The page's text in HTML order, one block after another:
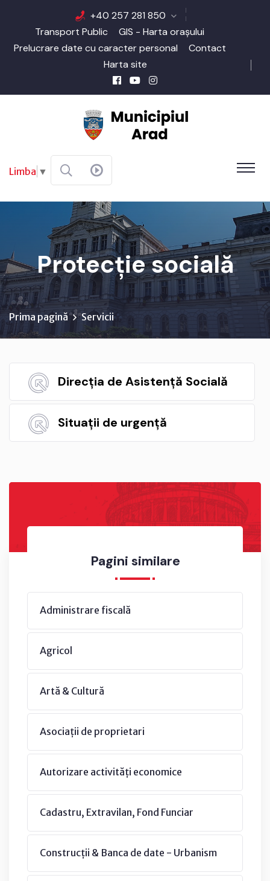
+40 257 281 850
Transport Public
GIS - Harta orașului
Prelucrare date cu caracter personal
Contact
Harta site
Limba ▼
Protecție socială
Prima pagină Servicii
Pagini similare
Administrare fiscală
Agricol
Artă & Cultură
Asociații de proprietari
Autorizare activități economice
Cadastru, Extravilan, Fond Funciar
Construcții & Banca de date - Urbanism
Direcția de Asistență Socială
Situații de urgență